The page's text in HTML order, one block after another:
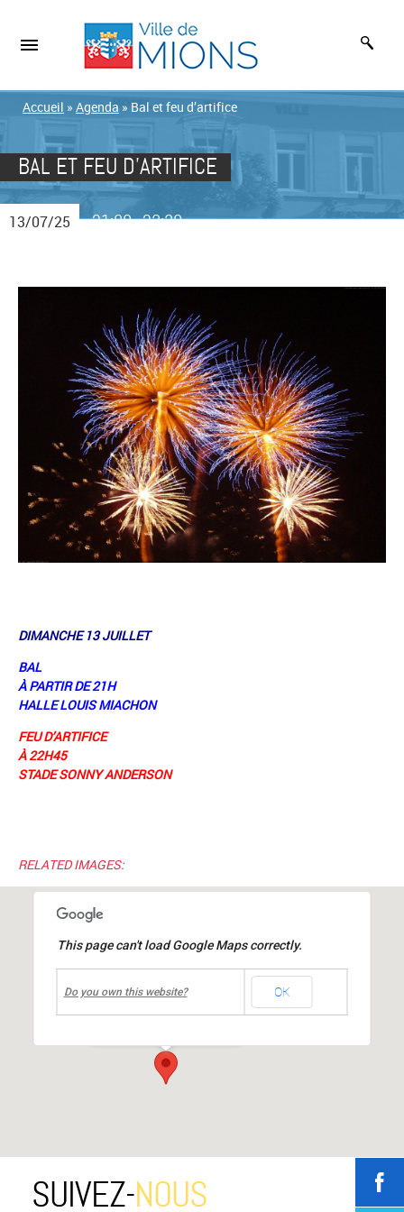
Accueil » Agenda » Bal et feu d’artifice
BAL ET FEU D’ARTIFICE
13/07/25 21:00-23:30
DIMANCHE 13 JUILLET
BAL
À PARTIR DE 21H
HALLE LOUIS MIACHON
FEU D’ARTIFICE
À 22H45
STADE SONNY ANDERSON
RELATED IMAGES:
Halle Louis MIACHON
This page can't load Google Maps correctly.
Do you own this website? OK
SUIVEZ-NOUS